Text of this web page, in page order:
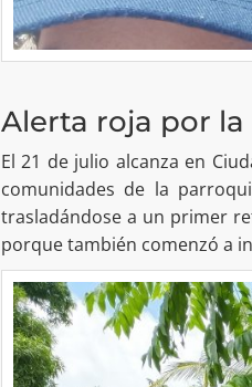
Alerta roja por la
El 21 de julio alcanza en
comunidades de la
trasladándose a un primer
porque también comenzó a